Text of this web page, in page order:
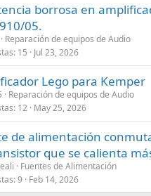
borrosa en
05.
Reparación de equipos de Audio
15 Jul 23, 2026
Lego para Kemper
Reparación de equipos de Audio
12 May 25, 2026
de alimentación
que se calienta
Fuentes de Alimentación
9 Feb 14, 2026